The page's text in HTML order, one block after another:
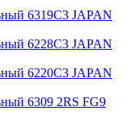
6319C3 JAPAN
6228C3 JAPAN
6220C3 JAPAN
6309 2RS FG9